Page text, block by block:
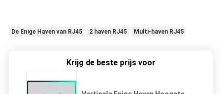
De Enige Haven van RJ45 2 haven RJ45 Multi-haven RJ45
Krijg de beste prijs voor